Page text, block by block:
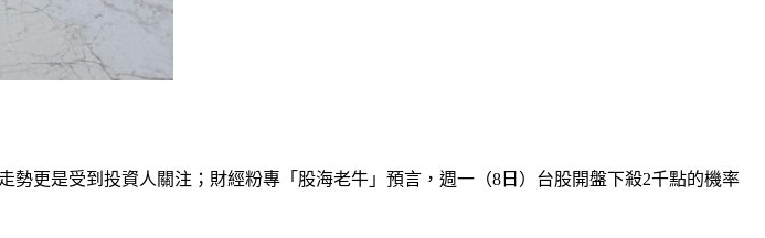
更是受到投資人關注；財經粉專「股海老牛」預言，週一（8日）台股開盤下殺2千點的機率